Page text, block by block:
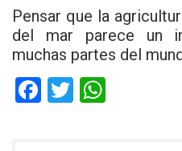
Pensar que la
del mar parece un
muchas partes del
F
T